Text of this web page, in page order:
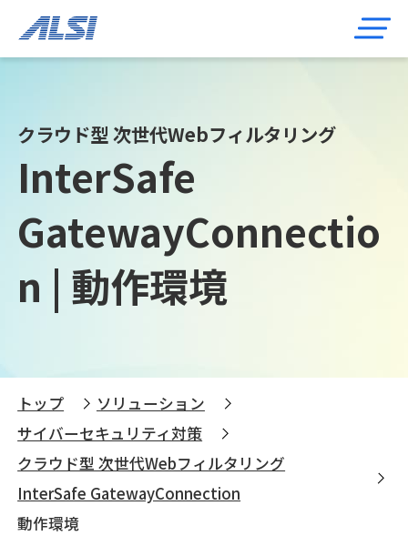
クラウド型 次世代Webフィルタリング
InterSafe
GatewayConnectio
n | 動作環境
トップ
ソリューション
サイバーセキュリティ対策
クラウド型 次世代Webフィルタリング
InterSafe GatewayConnection
動作環境